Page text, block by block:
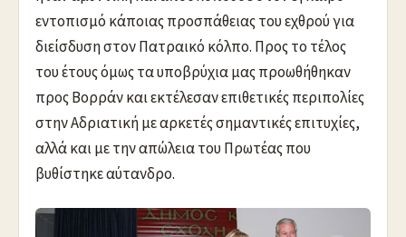
εντοπισμό κάποιας προσπάθειας του εχθρού για
διείσδυση στον Πατραικό κόλπο. Προς το τέλος
του έτους όμως τα υποβρύχια μας προωθήθηκαν
προς Βορράν και εκτέλεσαν επιθετικές περιπολίες
στην Αδριατική με αρκετές σημαντικές επιτυχίες,
αλλά και με την απώλεια του Πρωτέας που
βυθίστηκε αύτανδρο.